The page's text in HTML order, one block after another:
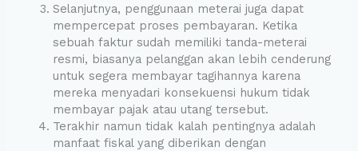
Selanjutnya, penggunaan meterai juga dapat
mempercepat proses pembayaran. Ketika
sebuah faktur sudah memiliki tanda-meterai
resmi, biasanya pelanggan akan lebih cenderung
untuk segera membayar tagihannya karena
mereka menyadari konsekuensi hukum tidak
membayar pajak atau utang tersebut.
Terakhir namun tidak kalah pentingnya adalah
manfaat fiskal yang diberikan dengan